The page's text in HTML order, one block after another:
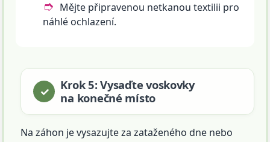
Mějte připravenou netkanou textilii pro
náhlé ochlazení.
Krok 5: Vysaďte voskovky
na konečné místo
Na záhon je vysazujte za zataženého dne nebo